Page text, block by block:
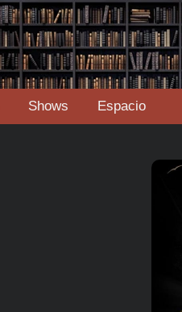
Shows Espacio